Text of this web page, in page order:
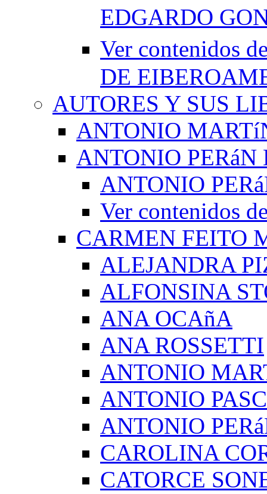
EDGARDO
Ver contenidos
DE
AUTORES Y SUS
ANTONIO
ANTONIO PERáN
ANTONIO
Ver contenidos
CARMEN FEITO
ALEJANDRA
ALFONSINA
ANA OCAñA
ANA ROSSETTI
ANTONIO
ANTONIO
ANTONIO
CAROLINA
CATORCE